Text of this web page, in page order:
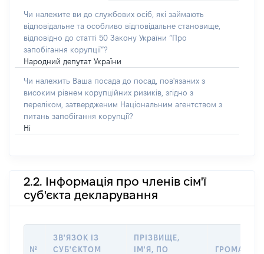
Чи належите ви до службових осіб, які займають
відповідальне та особливо відповідальне становище,
відповідно до статті 50 Закону України “Про
запобігання корупції”?
Народний депутат України
Чи належить Ваша посада до посад, пов'язаних з
високим рівнем корупційних ризиків, згідно з
переліком, затвердженим Національним агентством з
питань запобігання корупції?
Ні
2.2. Інформація про членів сім'ї
суб'єкта декларування
№
ЗВ'ЯЗОК ІЗ
СУБ'ЄКТОМ
ПРІЗВИЩЕ,
ІМ'Я, ПО